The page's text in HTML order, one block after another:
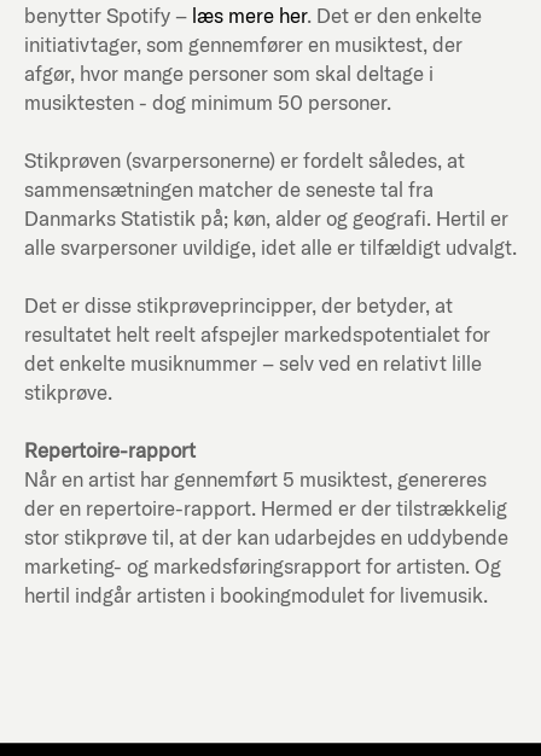
benytter Spotify – læs mere her. Det er den enkelte
initiativtager, som gennemfører en musiktest, der
afgør, hvor mange personer som skal deltage i
musiktesten - dog minimum 50 personer.
Stikprøven (svarpersonerne) er fordelt således, at
sammensætningen matcher de seneste tal fra
Danmarks Statistik på; køn, alder og geografi. Hertil er
alle svarpersoner uvildige, idet alle er tilfældigt udvalgt.
Det er disse stikprøveprincipper, der betyder, at
resultatet helt reelt afspejler markedspotentialet for
det enkelte musiknummer – selv ved en relativt lille
stikprøve.
Repertoire-rapport
Når en artist har gennemført 5 musiktest, genereres
der en repertoire-rapport. Hermed er der tilstrækkelig
stor stikprøve til, at der kan udarbejdes en uddybende
marketing- og markedsføringsrapport for artisten. Og
hertil indgår artisten i bookingmodulet for livemusik.